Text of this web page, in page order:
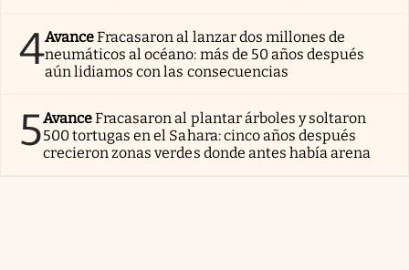
4AvanceFracasaron al lanzar dos millones de
neumáticos al océano: más de 50 años después
aún lidiamos con las consecuencias
5AvanceFracasaron al plantar árboles y soltaron
500 tortugas en el Sahara: cinco años después
crecieron zonas verdes donde antes había arena